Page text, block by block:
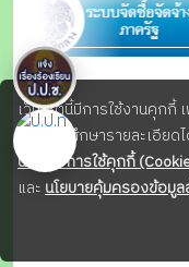
เว็บไซต์นี้มีการใช้งานคุกกี้
สามารถศึกษารายละเอียด
นโยบายการใช้คุกกี้
และนโยบายคุ้มครองข้อมูล